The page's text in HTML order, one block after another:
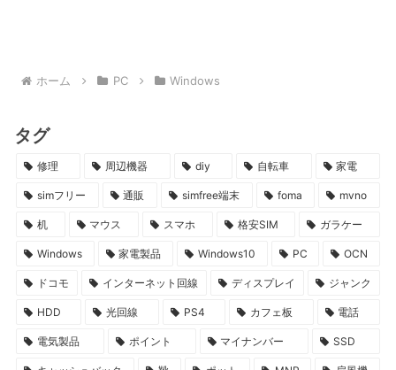
ホーム PC Windows
タグ
修理 周辺機器 diy 自転車 家電
simフリー 通販 simfree端末 foma mvno
机 マウス スマホ 格安SIM ガラケー
Windows 家電製品 Windows10 PC OCN
ドコモ インターネット回線 ディスプレイ ジャンク
HDD 光回線 PS4 カフェ板 電話
電気製品 ポイント マイナンバー SSD